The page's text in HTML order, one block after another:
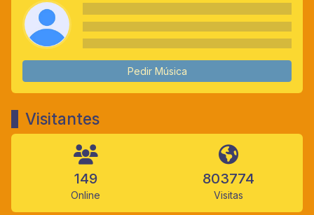
Pedir Música
Visitantes
149
Online
803774
Visitas